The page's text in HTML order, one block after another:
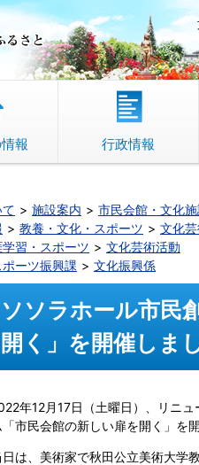
中野市 「故郷」のふ
報 行政情報
施設案内
市民会館・文化施
教養・文化・スポーツ
文化
習・スポーツ
文化芸術活動
ーツ振興課
文化振興係
ソソラホール市民
開く」を開催しま
年12月17日（土曜日）、リニ
市民会館の新しい扉を開く」を
日は、美術家で秋田公立美術大学